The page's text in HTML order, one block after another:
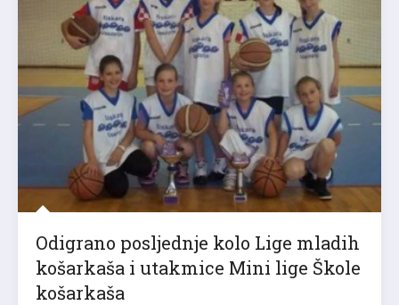
Odigrano posljednje kolo Lige mladih
košarkaša i utakmice Mini lige Škole
košarkaša